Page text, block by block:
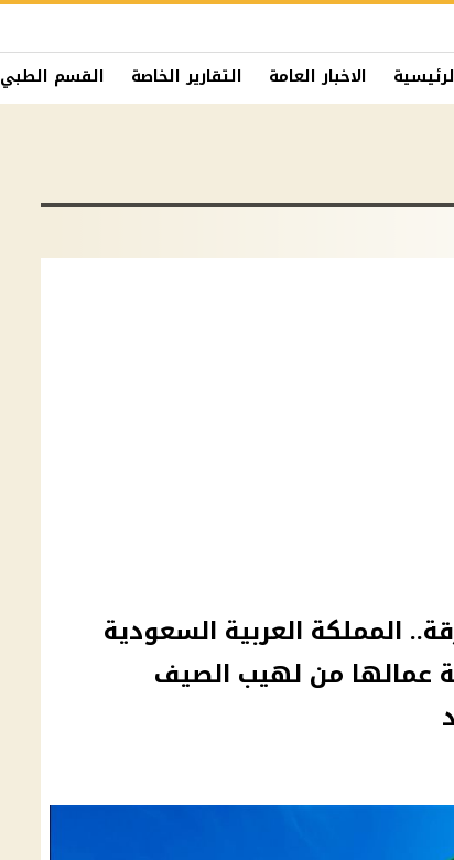
الاخبار العامة التقارير الخاصة القسم الطبي
المملكة العربية السعودية
عمالها من لهيب الصيف